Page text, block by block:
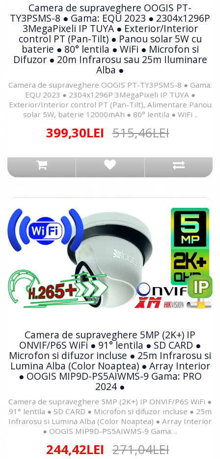
Camera de supraveghere OOGIS PT-
TY3PSMS-8 ● Gama: EQU 2023 ● 2304x1296P
3MegaPixeli IP TUYA ● Exterior/Interior
control PT (Pan-Tilt) ● Panou solar 5W cu
baterie ● 80° lentila ● WiFi ● Microfon si
Difuzor ● 20m Infrarosu sau 25m Iluminare
Alba ●
Camera de supraveghere OOGIS PT-TY3PSMS-8 ● Gama:
EQU 2023 ● 2304x1296P 3MegaPixeli IP TUYA ●
Exterior/Interior control PT (Pan-Tilt), Alimentare Panou
solar 5W, baterie 12000mAh ● 80° lentila ● WiFi ..
399,30LEI 515,46LEI
Camera de supraveghere 5MP (2K+) IP
ONVIF/P6S WiFi ● 91° lentila ● SD CARD ●
Microfon si difuzor incluse ● 25m Infrarosu si
Lumina Alba (Color Noaptea) ● Array Interior
● OOGIS MIP9D-PS5AIWMS-9 Gama: PRO
2024 ●
Camera de supraveghere 5MP (2K+) IP ONVIF/P6S WiFi ●
91° lentila ● SD CARD ● Microfon si difuzor incluse ● 25m
Infrarosu si Lumina Alba (Color Noaptea) ● Array Interior
● OOGIS MIP9D-PS5AIWMS-9 Gama: ..
244,42LEI 271,04LEI